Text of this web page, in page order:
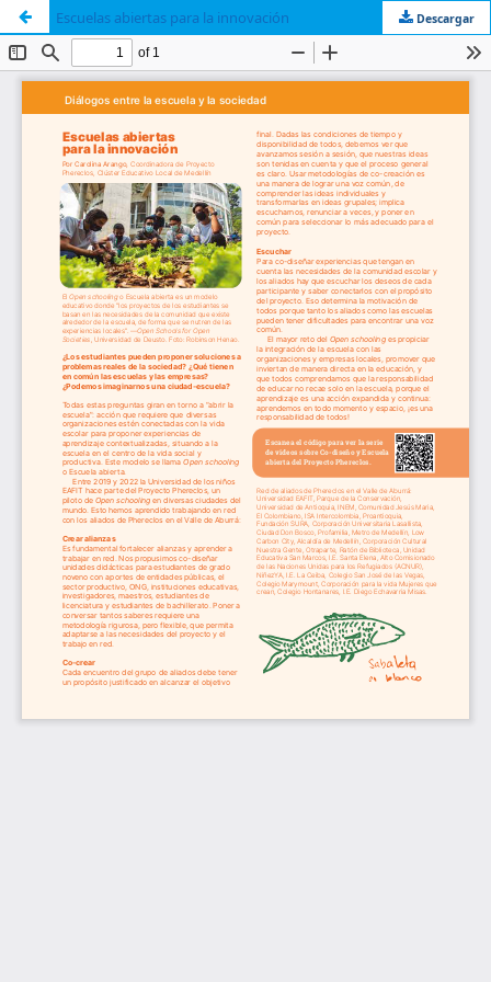
Escuelas abiertas para la innovación Descargar